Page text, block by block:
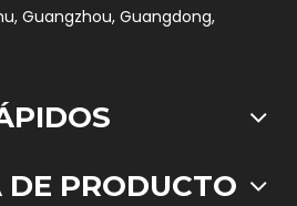
Guangzhou, Guangdong,
DE PRODUCTO